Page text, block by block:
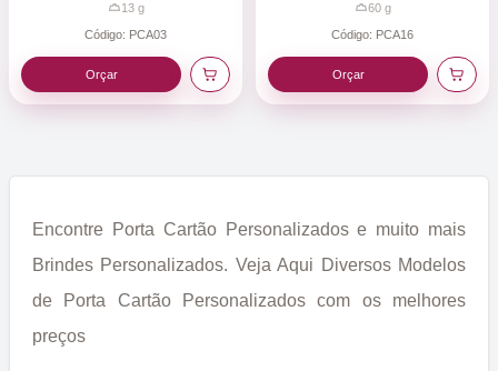
13g
Código: PCA03
Orçar
60g
Código: PCA16
Orçar
Encontre Porta Cartão Personalizados e muito mais
Brindes Personalizados. Veja Aqui Diversos Modelos
de Porta Cartão Personalizados com os melhores
preços